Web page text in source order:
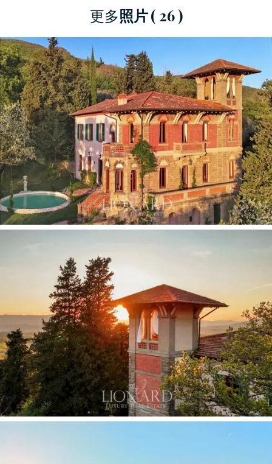
壯觀的露天全景泳池，
正的標誌性特色。同一層還設有三間客房，共用
一間寬敞的浴室和一間獨立的衛生間，以及一間
獨立的洗衣房，即使在接待客人時，內部佈局也
十分實用。
下層是莊園更具休閒和服務性的區域：一個由鑿
入岩石的舊酒窖改造而成的大型品酒室，是舉辦
私人活動和美食美酒之旅的理想場所；一間俯瞰
門廊的服務公寓，內設臥室、帶小廚房的起居室
以及可作為雜物間或員工宿舍的額外房間。此
外，還有技術用房和輔助用房，以及一間明亮的
檸檬溫室，溫室擁有三個大型玻璃拱門，可輕鬆
改造成可停放約三輛車的車庫，或額外的休閒或
興趣空間。
別墅外部總面積約8000平方米
米為環繞別墅的私人花園，花園內設有草坪、休
閒區、約100平方米的露台以及一個朝西南的全景
泳池，可欣賞托斯卡納著名的日落美景；另有約
4000平方米的梯田式橄欖樹林，共同構成了一座
典型的高端鄉村鄉村。別墅配備完善的管理設
施，包括可停放三輛車的室內車庫、寬敞的庭院
以及先進的科技系統：整合式空調、遠端控制的
智慧家庭系統以及可與太陽能電池板無縫連接的
全套電力系統。
更多照片( 26 )